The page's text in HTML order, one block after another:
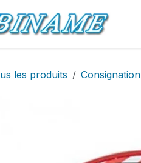
les produits Consignation